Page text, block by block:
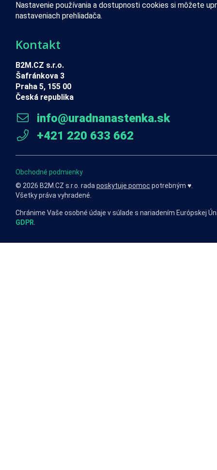
Nastavenie používania a dostupnosti cookies si môžete
nastaveniach prehliadača.
Kontakt
B2M.CZ s.r.o.
Šafránkova 3
Praha 5, 155 00
Česká republika
info@uradnanastenka.sk
+421 220 633 662
Obchodné podmienky
© 2026 B2M.CZ s.r.o. rada poskytuje pomoc potrebným ♥️.
Všetky práva vyhradené.
Chránime Vaše osobné údaje v súlade s nariadením Európskej
GDPR